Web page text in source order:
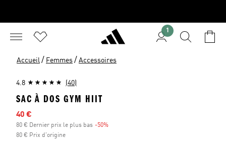
1
Accueil / Femmes / Accessoires
4.8 (40)
SAC À DOS GYM HIIT
Prix en promo
40 €
80 € Dernier prix le plus bas -50%
80 € Prix d'origine